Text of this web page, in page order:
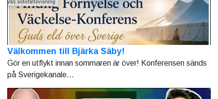
Välkommen till Bjärka Säby!
Gör en utflykt innan sommaren är över! Konferensen sänds
på Sverigekanale...